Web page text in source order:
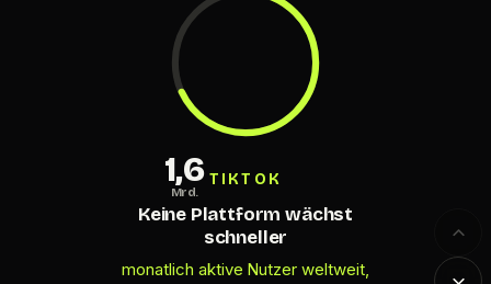
1,6
Mrd.
TIKTOK
Keine Plattform wächst
schneller
monatlich aktive Nutzer weltweit,